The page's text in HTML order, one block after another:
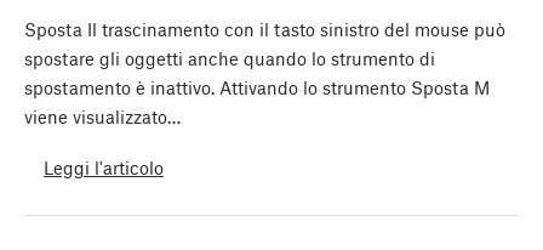
Sposta Il trascinamento con il tasto sinistro del mouse può
spostare gli oggetti anche quando lo strumento di
spostamento è inattivo. Attivando lo strumento Sposta M
viene visualizzato…
Leggi l'articolo